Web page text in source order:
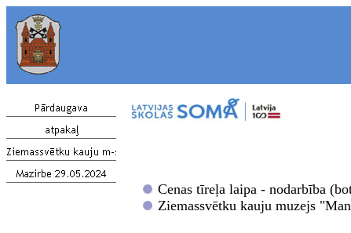
Cenas tīreļa laipa - nodarbība
Ziemassvētku kauju muzejs